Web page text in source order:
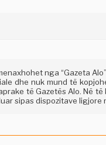
nga “Gazeta
dhe nuk mund të
të Gazetës Alo. Në
sipas dispozitave ligjore